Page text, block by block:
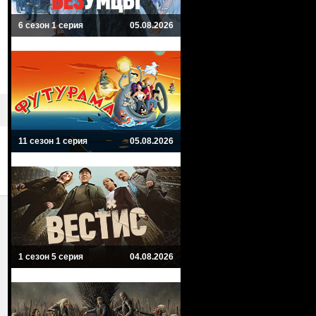
6 сезон 1 серия 05.08.2026
11 сезон 1 серия 05.08.2026
1 сезон 5 серия 04.08.2026